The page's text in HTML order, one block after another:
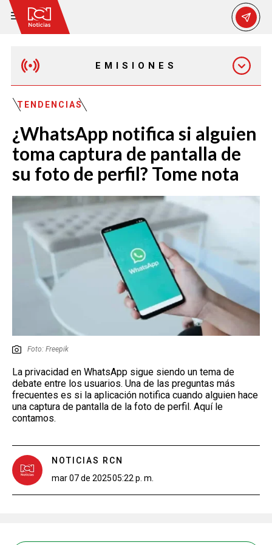
EMISIONES
MAÑANA EXPRESS
EMISIÓN 12:30 PM
EMISIÓN 7:00 PM
EMISIÓN 11:30 PM
TENDENCIAS
¿WhatsApp notifica si alguien
toma captura de pantalla de
su foto de perfil? Tome nota
Foto: Freepik
La privacidad en WhatsApp sigue siendo un tema de
debate entre los usuarios. Una de las preguntas más
frecuentes es si la aplicación notifica cuando alguien hace
una captura de pantalla de la foto de perfil. Aquí le
contamos.
NOTICIAS RCN
mar 07 de 202505:22 p. m.